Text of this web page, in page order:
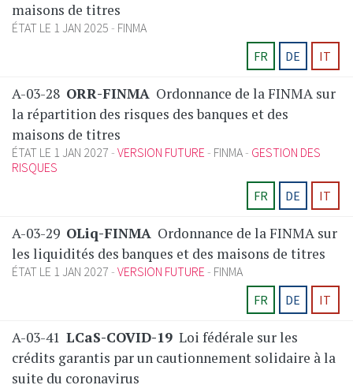
maisons de titres
ÉTAT LE 1 JAN 2025
FINMA
FR
DE IT
A-03-28 ORR-FINMA Ordonnance de la FINMA sur
la répartition des risques des banques et des
maisons de titres
ÉTAT LE 1 JAN 2027 VERSION FUTURE FINMA GESTION DES
RISQUES
FR
DE IT
A-03-29 OLiq-FINMA Ordonnance de la FINMA sur
les liquidités des banques et des maisons de titres
ÉTAT LE 1 JAN 2027 VERSION FUTURE
FINMA
FR
DE IT
A-03-41 LCaS-COVID-19 Loi fédérale sur les
crédits garantis par un cautionnement solidaire à la
suite du coronavirus